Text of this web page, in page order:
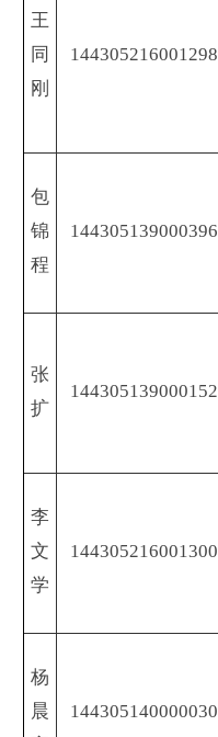
王
同
刚
144305216001298
包
锦
程
144305139000396
张
扩
144305139000152
李
文
学
144305216001300
杨
晨
144305140000030